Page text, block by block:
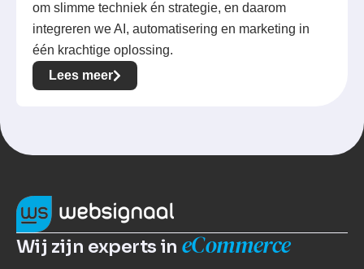
om slimme techniek én strategie, en daarom
integreren we AI, automatisering en marketing in
één krachtige oplossing.
Lees meer
Wij zijn experts in eCommerce